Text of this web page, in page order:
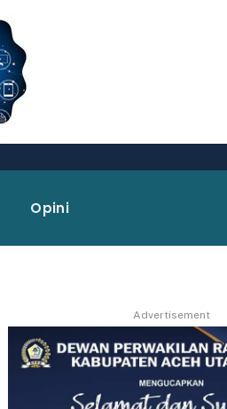
Opini
Advertisement